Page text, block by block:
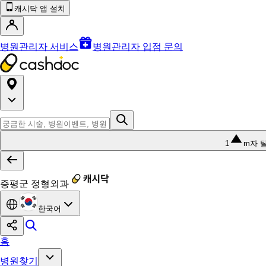
캐시닥 앱 설치
병원관리자 서비스 병원관리자 입점 문의
1 m자
증평군 정형외과
한국어
홈
병원찾기